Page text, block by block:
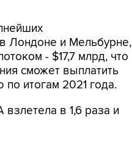
Лондоне и Мельбурне,
- $17,7 млрд, что
сможет выплатить
итогам 2021 года.
в 1,6 раза и